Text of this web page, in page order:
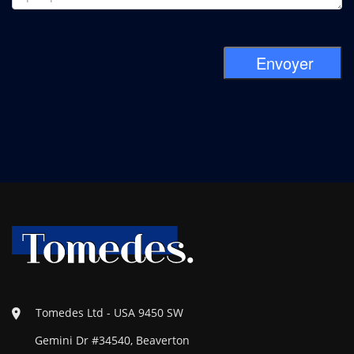
Envoyer
Tomedes Ltd - USA 9450 SW
Gemini Dr #34540, Beaverton